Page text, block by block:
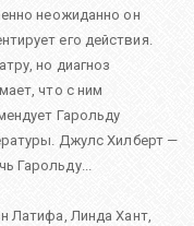
неожиданно он
его действия.
но диагноз
что с ним
Гарольду
Джулс Хилберт —
Гарольду...
Латифа, Линда Хант,